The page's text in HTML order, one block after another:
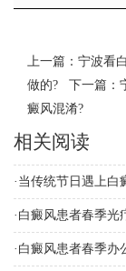
上一篇： 宁波看
做的? 下一篇：
癜风混淆?
相关阅读
· 当传统节日遇上白
· 白癜风患者春季光
· 白癜风患者春季办